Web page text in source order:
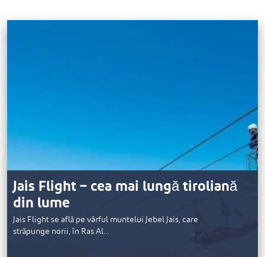
Jais Flight – cea mai lungă tiroliană
din lume
Jais Flight se află pe vârful muntelui Jebel Jais, care
străpunge norii, în Ras Al…